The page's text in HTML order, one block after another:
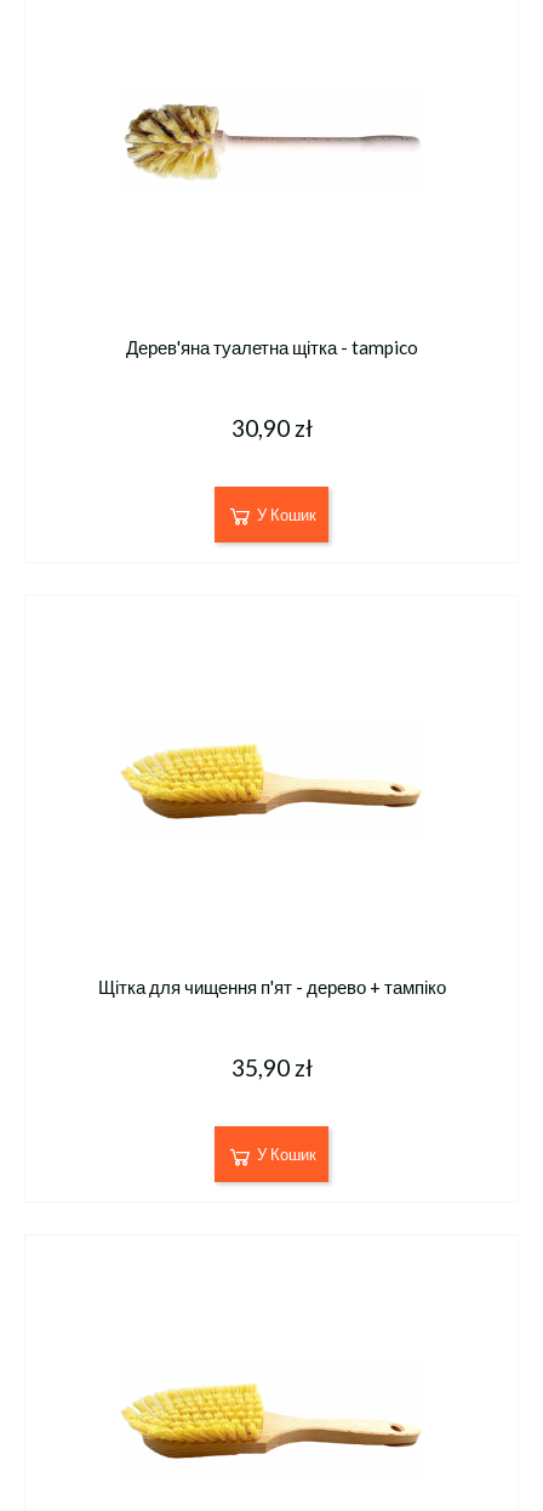
Дерев'яна туалетна щітка - tampico
30,90 zł
У Кошик
Щітка для чищення п'ят - дерево + тампіко
35,90 zł
У Кошик